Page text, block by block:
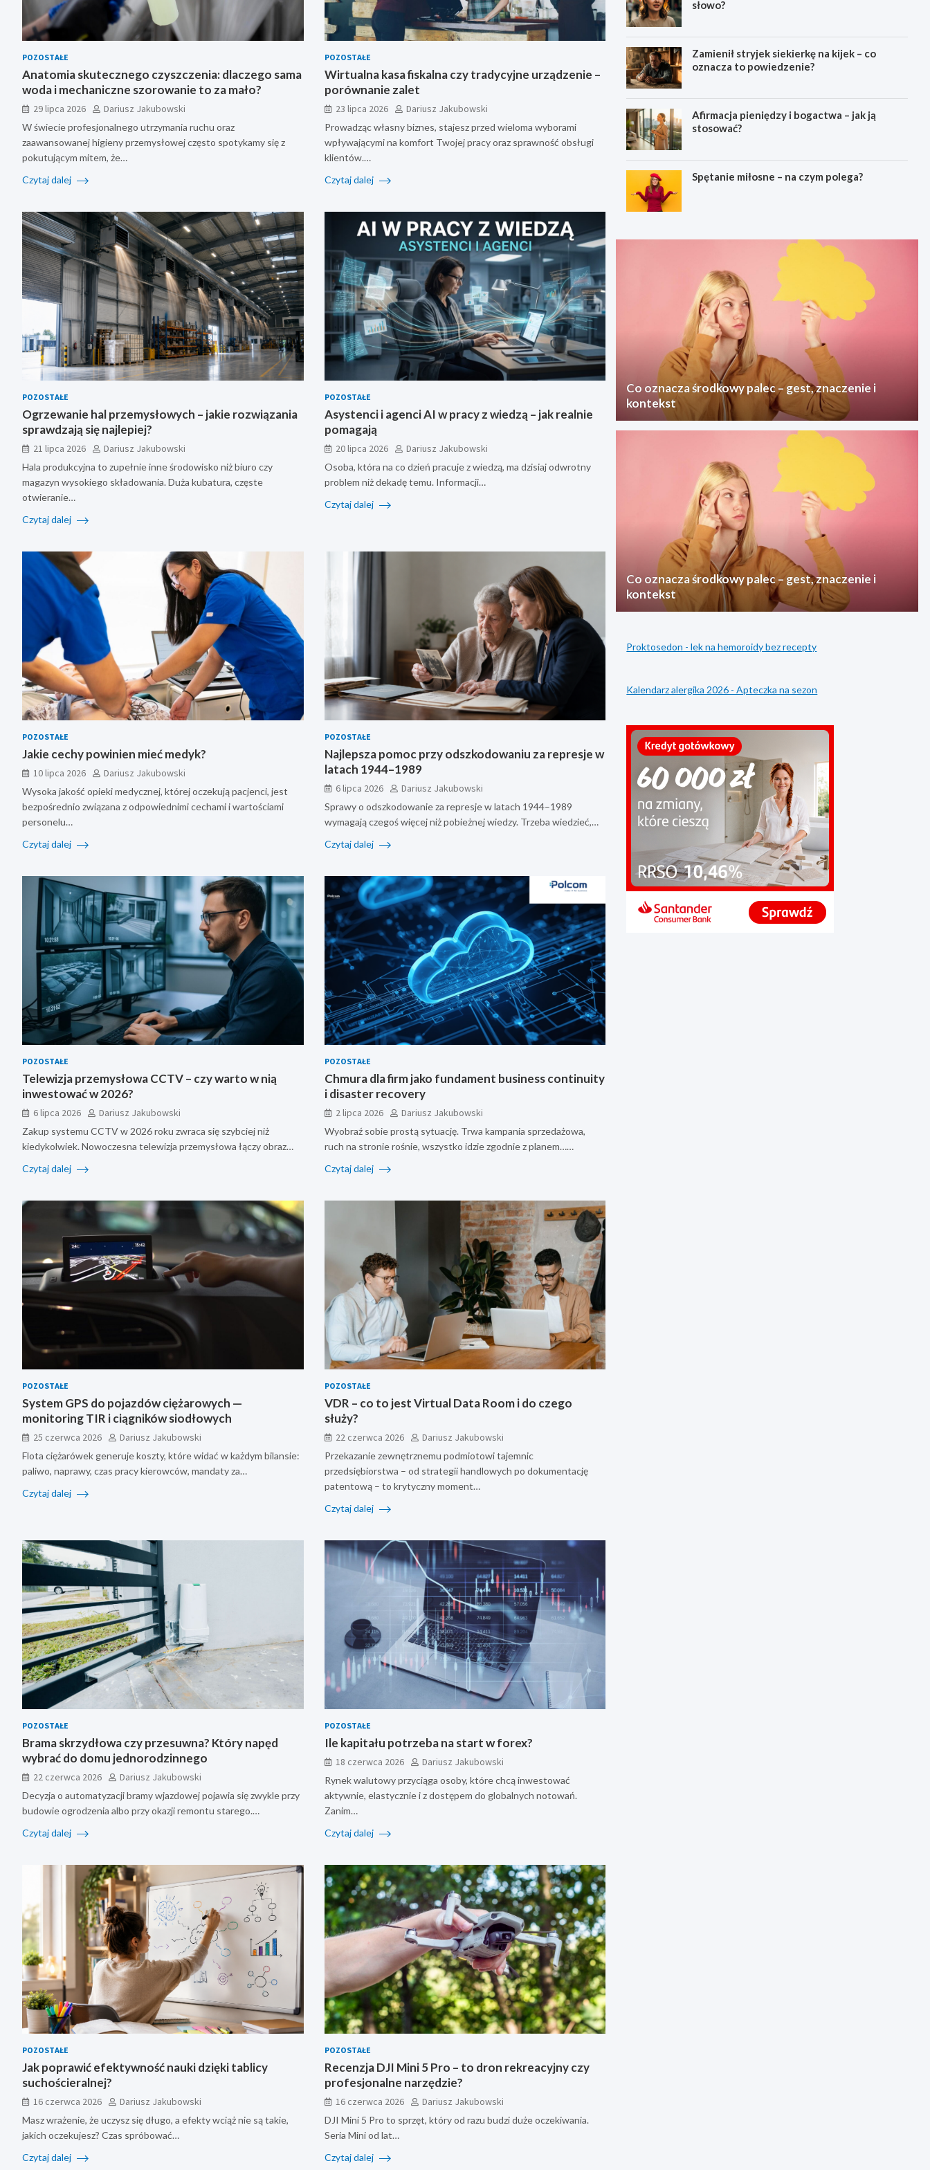
POZOSTAŁE
Anatomia skutecznego czyszczenia: dlaczego sama
woda i mechaniczne szorowanie to za mało?
29 lipca 2026 Dariusz Jakubowski
W świecie profesjonalnego utrzymania ruchu oraz
zaawansowanej higieny przemysłowej często spotykamy się z
pokutującym mitem, że…
Czytaj dalej
POZOSTAŁE
Wirtualna kasa fiskalna czy tradycyjne urządzenie –
porównanie zalet
23 lipca 2026 Dariusz Jakubowski
Prowadząc własny biznes, stajesz przed wieloma wyborami
wpływającymi na komfort Twojej pracy oraz sprawność obsługi
klientów.…
Czytaj dalej
POZOSTAŁE
Ogrzewanie hal przemysłowych – jakie rozwiązania
sprawdzają się najlepiej?
21 lipca 2026 Dariusz Jakubowski
Hala produkcyjna to zupełnie inne środowisko niż biuro czy
magazyn wysokiego składowania. Duża kubatura, częste
otwieranie…
Czytaj dalej
POZOSTAŁE
Asystenci i agenci AI w pracy z wiedzą – jak realnie
pomagają
20 lipca 2026 Dariusz Jakubowski
Osoba, która na co dzień pracuje z wiedzą, ma dzisiaj odwrotny
problem niż dekadę temu. Informacji…
Czytaj dalej
POZOSTAŁE
Jakie cechy powinien mieć medyk?
10 lipca 2026 Dariusz Jakubowski
Wysoka jakość opieki medycznej, której oczekują pacjenci, jest
bezpośrednio związana z odpowiednimi cechami i wartościami
personelu…
Czytaj dalej
POZOSTAŁE
Najlepsza pomoc przy odszkodowaniu za represje w
latach 1944–1989
6 lipca 2026 Dariusz Jakubowski
Sprawy o odszkodowanie za represje w latach 1944–1989
wymagają czegoś więcej niż pobieżnej wiedzy. Trzeba wiedzieć,…
Czytaj dalej
POZOSTAŁE
Telewizja przemysłowa CCTV – czy warto w nią
inwestować w 2026?
6 lipca 2026 Dariusz Jakubowski
Zakup systemu CCTV w 2026 roku zwraca się szybciej niż
kiedykolwiek. Nowoczesna telewizja przemysłowa łączy obraz…
Czytaj dalej
POZOSTAŁE
Chmura dla firm jako fundament business continuity
i disaster recovery
2 lipca 2026 Dariusz Jakubowski
Wyobraź sobie prostą sytuację. Trwa kampania sprzedażowa,
ruch na stronie rośnie, wszystko idzie zgodnie z planem……
Czytaj dalej
POZOSTAŁE
System GPS do pojazdów ciężarowych —
monitoring TIR i ciągników siodłowych
25 czerwca 2026 Dariusz Jakubowski
Flota ciężarówek generuje koszty, które widać w każdym bilansie:
paliwo, naprawy, czas pracy kierowców, mandaty za…
Czytaj dalej
POZOSTAŁE
VDR – co to jest Virtual Data Room i do czego
służy?
22 czerwca 2026 Dariusz Jakubowski
Przekazanie zewnętrznemu podmiotowi tajemnic
przedsiębiorstwa – od strategii handlowych po dokumentację
patentową – to krytyczny moment…
Czytaj dalej
POZOSTAŁE
Brama skrzydłowa czy przesuwna? Który napęd
wybrać do domu jednorodzinnego
22 czerwca 2026 Dariusz Jakubowski
Decyzja o automatyzacji bramy wjazdowej pojawia się zwykle przy
budowie ogrodzenia albo przy okazji remontu starego.…
Czytaj dalej
POZOSTAŁE
Ile kapitału potrzeba na start w forex?
18 czerwca 2026 Dariusz Jakubowski
Rynek walutowy przyciąga osoby, które chcą inwestować
aktywnie, elastycznie i z dostępem do globalnych notowań.
Zanim…
Czytaj dalej
POZOSTAŁE
Jak poprawić efektywność nauki dzięki tablicy
suchościeralnej?
16 czerwca 2026 Dariusz Jakubowski
Masz wrażenie, że uczysz się długo, a efekty wciąż nie są takie,
jakich oczekujesz? Czas spróbować…
Czytaj dalej
POZOSTAŁE
Recenzja DJI Mini 5 Pro – to dron rekreacyjny czy
profesjonalne narzędzie?
16 czerwca 2026 Dariusz Jakubowski
DJI Mini 5 Pro to sprzęt, który od razu budzi duże oczekiwania.
Seria Mini od lat…
Czytaj dalej
słowo?
Zamienił stryjek siekierkę na kijek – co
oznacza to powiedzenie?
Afirmacja pieniędzy i bogactwa – jak ją
stosować?
Spętanie miłosne – na czym polega?
Co oznacza środkowy palec – gest, znaczenie i
kontekst
Co oznacza środkowy palec – gest, znaczenie i
kontekst
Proktosedon - lek na hemoroidy bez recepty
Kalendarz alergika 2026 - Apteczka na sezon